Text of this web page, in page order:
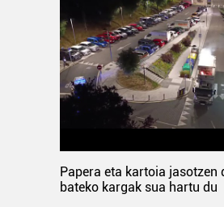
Papera eta kartoia jasotzen
bateko kargak sua hartu du